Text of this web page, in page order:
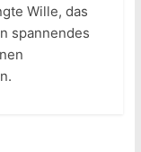
Wille, das
spannendes